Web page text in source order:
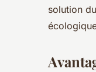
solution